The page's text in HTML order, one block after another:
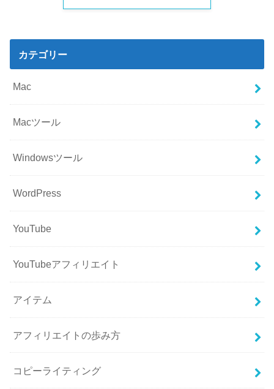
カテゴリー
Mac
Macツール
Windowsツール
WordPress
YouTube
YouTubeアフィリエイト
アイテム
アフィリエイトの歩み方
コピーライティング